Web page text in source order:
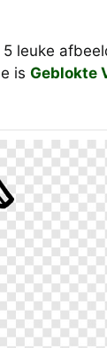
leuke
is Geblokte